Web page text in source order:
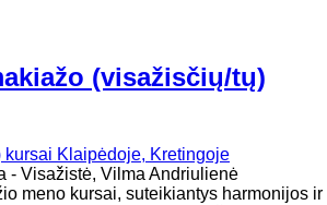
(visažisčių/tų)
- Visažistė, Vilma Andriulienė
kursai, suteikiantys harmonijos ir